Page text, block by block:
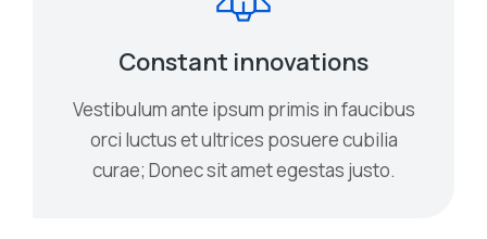
Constant innovations
Vestibulum ante ipsum primis in faucibus
orci luctus et ultrices posuere cubilia
curae; Donec sit amet egestas justo.